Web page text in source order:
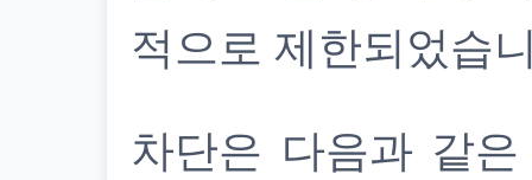
적으로 제한되었습
차단은 다음과 같